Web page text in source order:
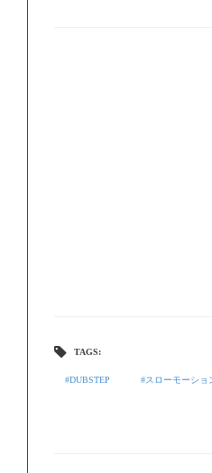
TAGS:
DUBSTEP スローモーショ